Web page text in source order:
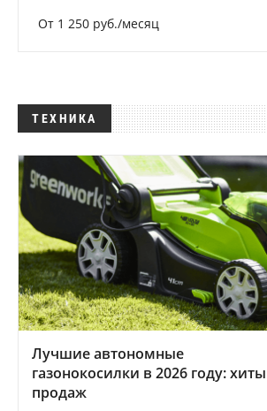
От 1 250 руб./месяц
ТЕХНИКА
Лучшие автономные
газонокосилки в 2026 году: хиты
продаж